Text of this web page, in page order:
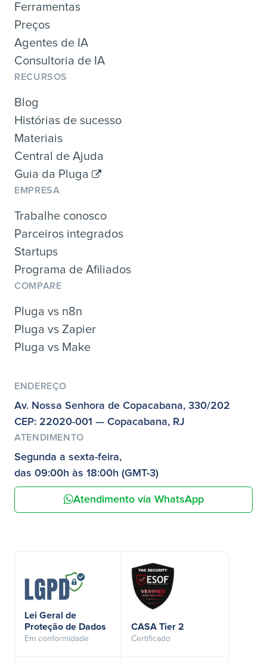
Ferramentas
Preços
Agentes de IA
Consultoria de IA
RECURSOS
Blog
Histórias de sucesso
Materiais
Central de Ajuda
Guia da Pluga
EMPRESA
Trabalhe conosco
Parceiros integrados
Startups
Programa de Afiliados
COMPARE
Pluga vs n8n
Pluga vs Zapier
Pluga vs Make
ENDEREÇO
Av. Nossa Senhora de Copacabana, 330/202
CEP: 22020-001 — Copacabana, RJ
ATENDIMENTO
Segunda a sexta-feira,
das 09:00h às 18:00h (GMT-3)
Atendimento via WhatsApp
Lei Geral de
Proteção de Dados
Em conformidade
CASA Tier 2
Certificado